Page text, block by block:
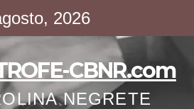
2026
CBNR.com
NEGRETE